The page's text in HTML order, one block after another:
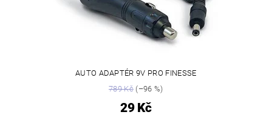
AUTO ADAPTÉR 9V PRO FINESSE
789 Kč(–96 %)
29 Kč